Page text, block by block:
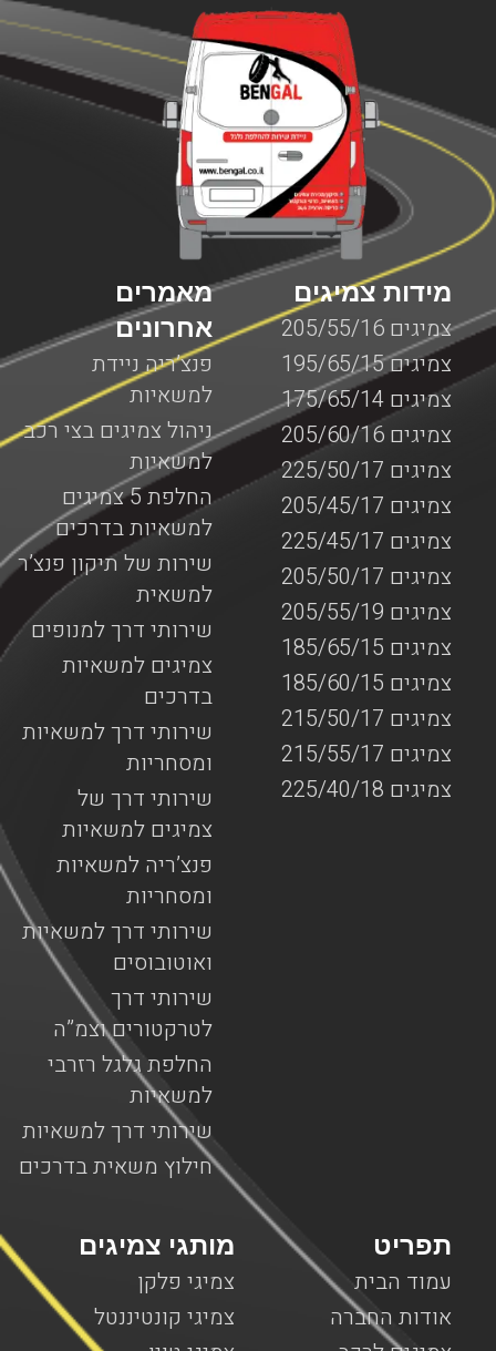
מאמרים
אחרונים
פנצ’ריה ניידת
למשאיות
ניהול צמיגים בצי רכב
למשאיות
החלפת 5 צמיגים
למשאיות בדרכים
שירות של תיקון פנצ’ר
למשאית
שירותי דרך למנופים
צמיגים למשאיות
בדרכים
שירותי דרך למשאיות
ומסחריות
שירותי דרך של
צמיגים למשאיות
פנצ’ריה למשאיות
ומסחריות
שירותי דרך למשאיות
ואוטובוסים
שירותי דרך
לטרקטורים וצמ”ה
החלפת גלגל רזרבי
למשאיות
שירותי דרך למשאיות
חילוץ משאית בדרכים
מידות צמיגים
צמיגים 205/55/16
צמיגים 195/65/15
צמיגים 175/65/14
צמיגים 205/60/16
צמיגים 225/50/17
צמיגים 205/45/17
צמיגים 225/45/17
צמיגים 205/50/17
צמיגים 205/55/19
צמיגים 185/65/15
צמיגים 185/60/15
צמיגים 215/50/17
צמיגים 215/55/17
צמיגים 225/40/18
מותגי צמיגים
צמיגי פלקן
צמיגי קונטיננטל
תפריט
עמוד הבית
אודות החברה